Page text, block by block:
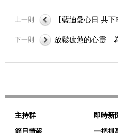
上一則 【藍迪愛心日 共
下一則 放鬆疲憊的心靈
主持群
節目情報
即時新
一把抓